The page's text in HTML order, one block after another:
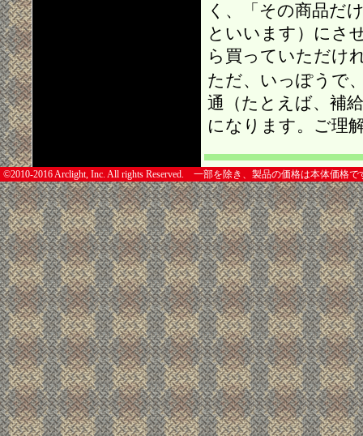
く、「その商品だ
といいます）にさ
ら買っていただけ
ただ、いっぽうで
通（たとえば、補
になります。ご理
©2010-2016 Arclight, Inc. All rights Reserved. 一部を除き、製品の価格は本体価